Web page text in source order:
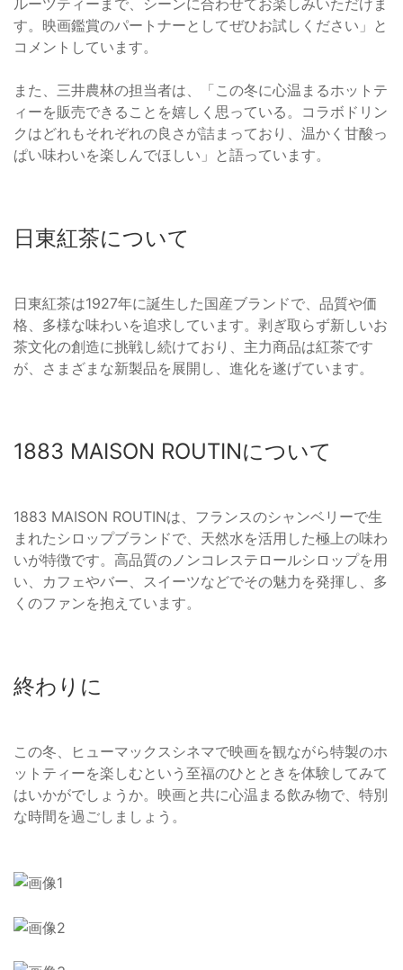
ルーツティーまで、シーンに合わせてお楽しみいただけま
す。映画鑑賞のパートナーとしてぜひお試しください」と
コメントしています。
また、三井農林の担当者は、「この冬に心温まるホットテ
ィーを販売できることを嬉しく思っている。コラボドリン
クはどれもそれぞれの良さが詰まっており、温かく甘酸っ
ぱい味わいを楽しんでほしい」と語っています。
日東紅茶について
日東紅茶は1927年に誕生した国産ブランドで、品質や価
格、多様な味わいを追求しています。剥ぎ取らず新しいお
茶文化の創造に挑戦し続けており、主力商品は紅茶です
が、さまざまな新製品を展開し、進化を遂げています。
1883 MAISON ROUTINについて
1883 MAISON ROUTINは、フランスのシャンベリーで生
まれたシロップブランドで、天然水を活用した極上の味わ
いが特徴です。高品質のノンコレステロールシロップを用
い、カフェやバー、スイーツなどでその魅力を発揮し、多
くのファンを抱えています。
終わりに
この冬、ヒューマックスシネマで映画を観ながら特製のホ
ットティーを楽しむという至福のひとときを体験してみて
はいかがでしょうか。映画と共に心温まる飲み物で、特別
な時間を過ごしましょう。